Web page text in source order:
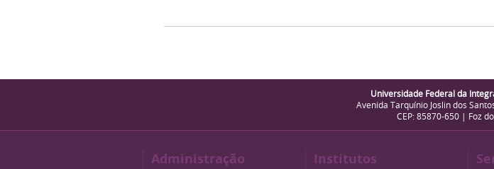
Universidade Federal da
Avenida Tarquínio Joslin dos
CEP: 85870-650 | Foz
Administração Institutos